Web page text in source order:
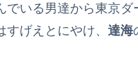
いる男達から東京ダ
げえとにやけ、 達海